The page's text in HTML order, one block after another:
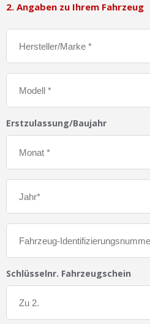
2. Angaben zu Ihrem Fahrzeug
Erstzulassung/Baujahr
Schlüsselnr. Fahrzeugschein